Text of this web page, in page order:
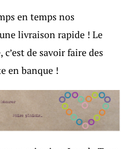
en temps nos
livraison rapide ! Le
de savoir faire des
en banque !